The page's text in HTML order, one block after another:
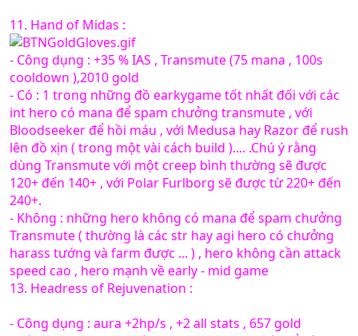
11. Hand of Midas :
- Công dụng : +35 % IAS , Transmute (75 mana , 100s
cooldown ),2010 gold
- Có : 1 trong những đồ earkygame tốt nhất đối với các
int hero có mana để spam chưởng transmute , với
Bloodseeker để hồi máu , với Medusa hay Razor để rush
lên đồ xịn ( trong một vài cách build ).... .Chú ý rằng
dùng Transmute với một creep bình thường sẽ được
120+ đến 140+ , với Polar Furlborg sẽ được từ 220+ đến
240+.
- Không : những hero không có mana để spam chưởng
Transmute ( thường là các str hay agi hero có chưởng
harass tướng và farm được ... ) , hero không cần attack
speed cao , hero mạnh về early - mid game
13. Headress of Rejuvenation :
- Công dụng : aura +2hp/s , +2 all stats , 657 gold